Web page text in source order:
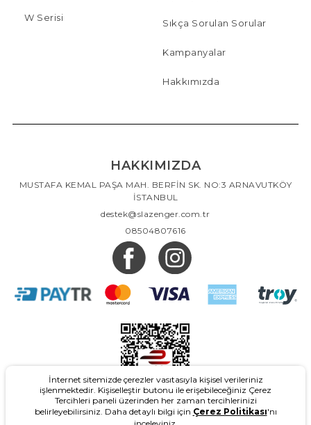
W Serisi Sıkça Sorulan Sorular
Kampanyalar
Hakkımızda
HAKKIMIZDA
MUSTAFA KEMAL PAŞA MAH. BERFİN SK. NO:3 ARNAVUTKÖY
İSTANBUL
destek@slazenger.com.tr
08504807616
İnternet sitemizde çerezler vasıtasıyla kişisel verileriniz
işlenmektedir. Kişiselleştir butonu ile erişebileceğiniz Çerez
Tercihleri paneli üzerinden her zaman tercihlerinizi
belirleyebilirsiniz. Daha detaylı bilgi için Çerez Politikası'nı